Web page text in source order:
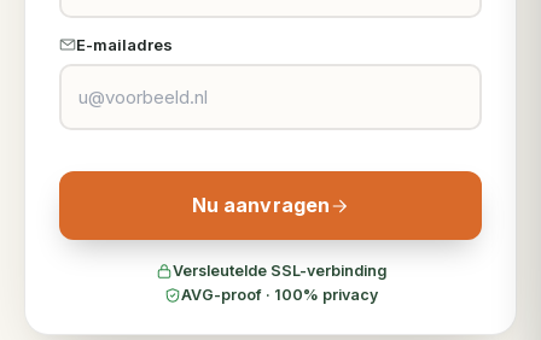
E-mailadres
Nu aanvragen
Versleutelde SSL-verbinding
AVG-proof · 100% privacy